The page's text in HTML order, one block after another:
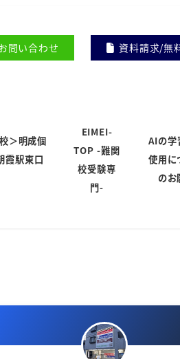
問い合わせ 資料請求/無
＞明成個
霞駅東口
EIMEI-
TOP -難関
校受験専
門-
AIの学
使用に
のお